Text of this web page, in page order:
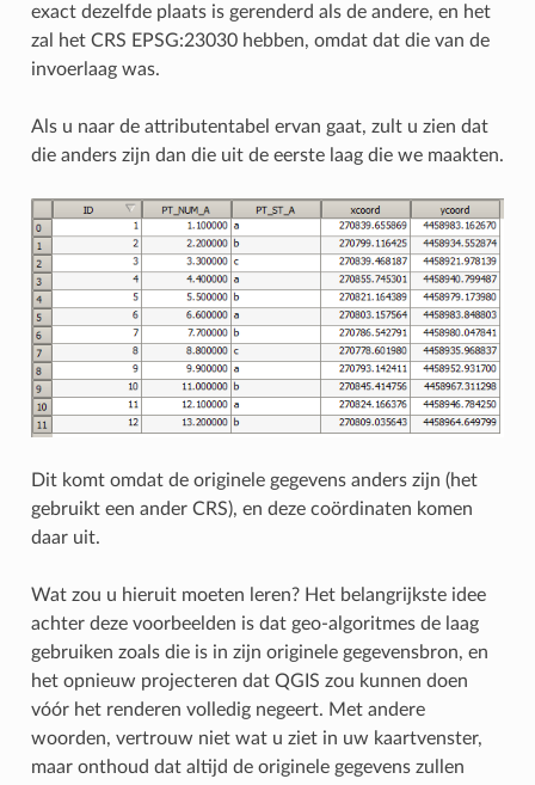
exact dezelfde plaats is gerenderd als de andere, en het
zal het CRS EPSG:23030 hebben, omdat dat die van de
invoerlaag was.
Als u naar de attributentabel ervan gaat, zult u zien dat
die anders zijn dan die uit de eerste laag die we maakten.
Dit komt omdat de originele gegevens anders zijn (het
gebruikt een ander CRS), en deze coördinaten komen
daar uit.
Wat zou u hieruit moeten leren? Het belangrijkste idee
achter deze voorbeelden is dat geo-algoritmes de laag
gebruiken zoals die is in zijn originele gegevensbron, en
het opnieuw projecteren dat QGIS zou kunnen doen
vóór het renderen volledig negeert. Met andere
woorden, vertrouw niet wat u ziet in uw kaartvenster,
maar onthoud dat altijd de originele gegevens zullen